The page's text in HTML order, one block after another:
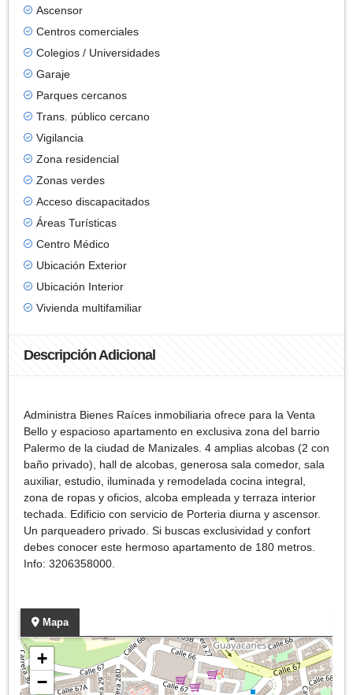
Ascensor
Centros comerciales
Colegios / Universidades
Garaje
Parques cercanos
Trans. público cercano
Vigilancia
Zona residencial
Zonas verdes
Acceso discapacitados
Áreas Turísticas
Centro Médico
Ubicación Exterior
Ubicación Interior
Vivienda multifamiliar
Descripción Adicional
Administra Bienes Raíces inmobiliaria ofrece para la Venta
Bello y espacioso apartamento en exclusiva zona del barrio
Palermo de la ciudad de Manizales. 4 amplias alcobas (2 con
baño privado), hall de alcobas, generosa sala comedor, sala
auxiliar, estudio, iluminada y remodelada cocina integral,
zona de ropas y oficios, alcoba empleada y terraza interior
techada. Edificio con servicio de Porteria diurna y ascensor.
Un parqueadero privado. Si buscas exclusividad y confort
debes conocer este hermoso apartamento de 180 metros.
Info: 3206358000.
Mapa
+
−